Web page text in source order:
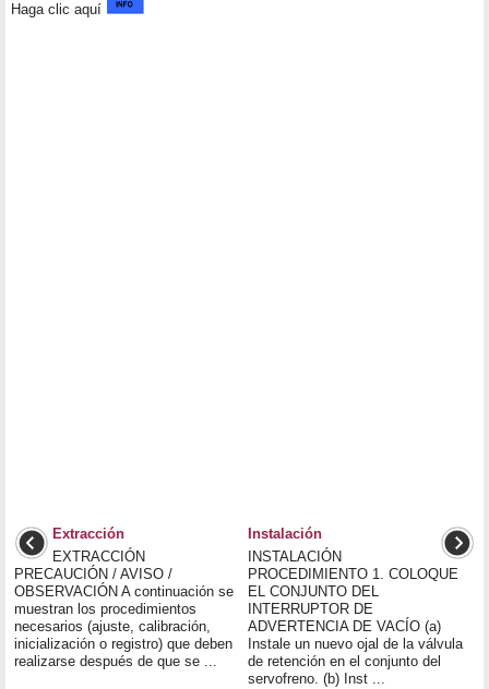
Haga clic aquí
Extracción
EXTRACCIÓN
PRECAUCIÓN / AVISO /
OBSERVACIÓN A continuación se
muestran los procedimientos
necesarios (ajuste, calibración,
inicialización o registro) que deben
realizarse después de que se ...
Instalación
INSTALACIÓN
PROCEDIMIENTO 1. COLOQUE
EL CONJUNTO DEL
INTERRUPTOR DE
ADVERTENCIA DE VACÍO (a)
Instale un nuevo ojal de la válvula
de retención en el conjunto del
servofreno. (b) Inst ...